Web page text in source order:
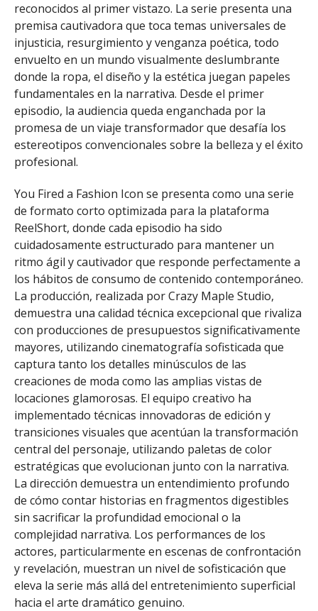
reconocidos al primer vistazo. La serie presenta una
premisa cautivadora que toca temas universales de
injusticia, resurgimiento y venganza poética, todo
envuelto en un mundo visualmente deslumbrante
donde la ropa, el diseño y la estética juegan papeles
fundamentales en la narrativa. Desde el primer
episodio, la audiencia queda enganchada por la
promesa de un viaje transformador que desafía los
estereotipos convencionales sobre la belleza y el éxito
profesional.
You Fired a Fashion Icon se presenta como una serie
de formato corto optimizada para la plataforma
ReelShort, donde cada episodio ha sido
cuidadosamente estructurado para mantener un
ritmo ágil y cautivador que responde perfectamente a
los hábitos de consumo de contenido contemporáneo.
La producción, realizada por Crazy Maple Studio,
demuestra una calidad técnica excepcional que rivaliza
con producciones de presupuestos significativamente
mayores, utilizando cinematografía sofisticada que
captura tanto los detalles minúsculos de las
creaciones de moda como las amplias vistas de
locaciones glamorosas. El equipo creativo ha
implementado técnicas innovadoras de edición y
transiciones visuales que acentúan la transformación
central del personaje, utilizando paletas de color
estratégicas que evolucionan junto con la narrativa.
La dirección demuestra un entendimiento profundo
de cómo contar historias en fragmentos digestibles
sin sacrificar la profundidad emocional o la
complejidad narrativa. Los performances de los
actores, particularmente en escenas de confrontación
y revelación, muestran un nivel de sofisticación que
eleva la serie más allá del entretenimiento superficial
hacia el arte dramático genuino.